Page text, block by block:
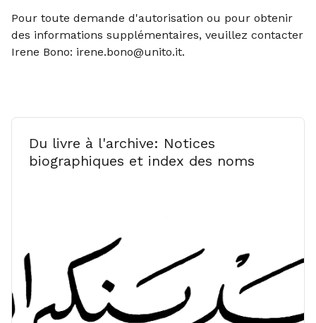
Pour toute demande d'autorisation ou pour obtenir
des informations supplémentaires, veuillez contacter
Irene Bono: irene.bono@unito.it.
Du livre à l'archive: Notices
biographiques et index des noms